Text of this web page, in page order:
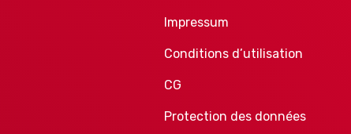
Impressum
Conditions d’utilisation
CG
Protection des données